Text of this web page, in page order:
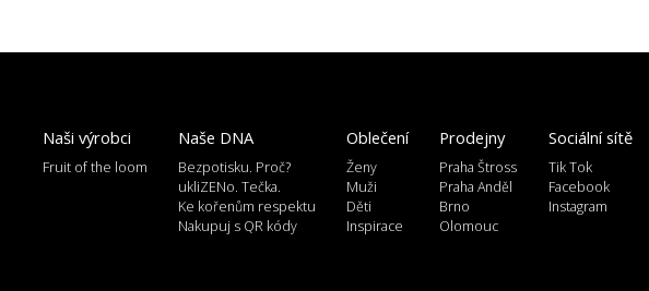
Sociální sítě
Tik Tok
Facebook
Instagram
Prodejny
Praha Štross
Praha Anděl
Brno
Olomouc
Oblečení
Ženy
Muži
Děti
Inspirace
Naše DNA
Bezpotisku. Proč?
ukliZENo. Tečka.
Ke kořenům respektu
Nakupuj s QR kódy
Naši výrobci
Fruit of the loom